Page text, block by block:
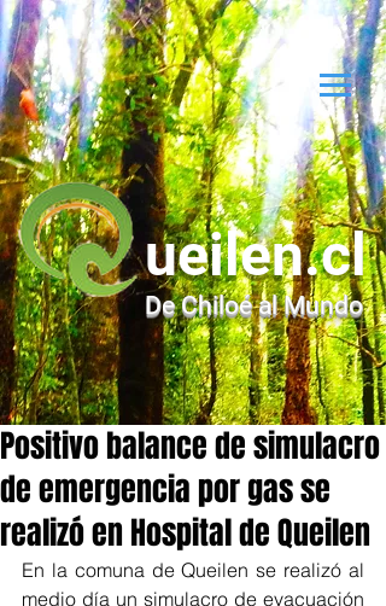
ueilen.cl
De Chiloé al Mundo
Positivo balance de simulacro
de emergencia por gas se
realizó en Hospital de Queilen
En la comuna de Queilen se realizó al
medio día un simulacro de evacuación